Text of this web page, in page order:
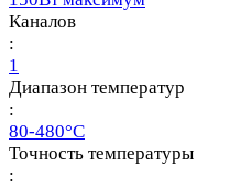
Каналов
:
1
Диапазон температур
:
80-480°C
Точность температуры
: